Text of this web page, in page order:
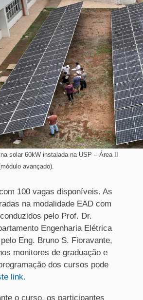
solar 60kW instalada na USP – Área II
avançado).
100 vagas disponíveis. As
na modalidade EAD com
pelo Prof. Dr.
Engenharia Elétrica
Eng. Bruno S. Fioravante,
monitores de graduação e
dos cursos pode
link.
o curso, os participantes